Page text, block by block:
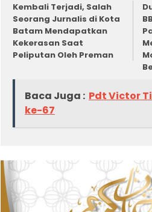
Kembali Terjadi, Salah
Seorang Jurnalis di Kota
Batam Mendapatkan
Kekerasan Saat
Peliputan Oleh Preman
Baca Juga : Pdt Victor
ke-67